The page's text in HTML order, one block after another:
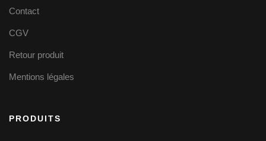
Contact
CGV
Retour produit
Mentions légales
PRODUITS